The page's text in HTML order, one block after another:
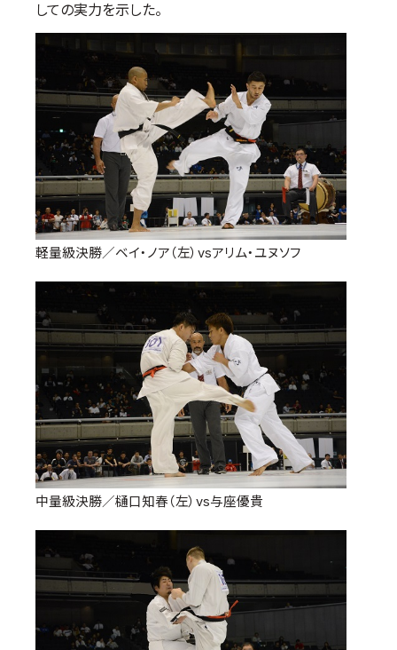
しての実力を示した。
軽量級決勝／ベイ・ノア（左）vsアリム・ユヌソフ
中量級決勝／樋口知春（左）vs与座優貴